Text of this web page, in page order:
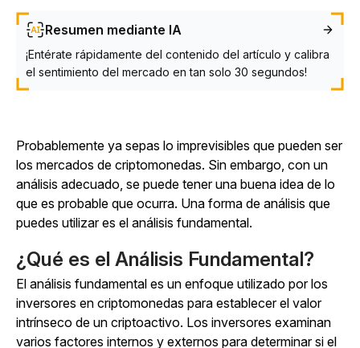
Resumen mediante IA
¡Entérate rápidamente del contenido del artículo y calibra
el sentimiento del mercado en tan solo 30 segundos!
Probablemente ya sepas lo imprevisibles que pueden ser
los mercados de criptomonedas. Sin embargo, con un
análisis adecuado, se puede tener una buena idea de lo
que es probable que ocurra. Una forma de análisis que
puedes utilizar es el análisis fundamental.
¿Qué es el Análisis Fundamental?
El análisis fundamental es un enfoque utilizado por los
inversores en criptomonedas para establecer el valor
intrínseco de un criptoactivo. Los inversores examinan
varios factores internos y externos para determinar si el